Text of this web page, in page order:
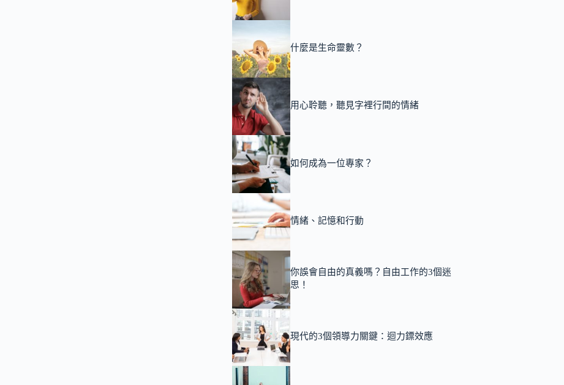
什麼是生命靈數？
用心聆聽，聽見字裡行間的情緒
如何成為一位專家？
情緒、記憶和行動
你誤會自由的真義嗎？自由工作的3個迷
思！
現代的3個領導力關鍵：迴力鏢效應